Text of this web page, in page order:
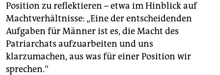
Position zu reflektieren – etwa im Hinblick auf
Machtverhältnisse: „Eine der entscheidenden
Aufgaben für Männer ist es, die Macht des
Patriarchats aufzuarbeiten und uns
klarzumachen, aus was für einer Position wir
sprechen.“